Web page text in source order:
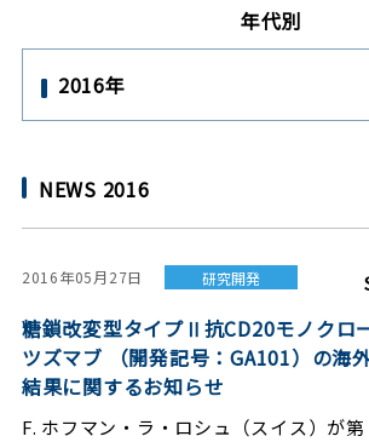
年代別
2016年
NEWS 2016
2016年05月27日 研究開発
糖鎖改変型タイプⅡ抗CD20モノクロ
ツズマブ （開発記号：GA101）の海
結果に関するお知らせ
F. ホフマン・ラ・ロシュ（スイス）が